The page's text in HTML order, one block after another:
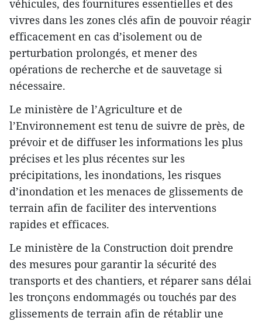
véhicules, des fournitures essentielles et des
vivres dans les zones clés afin de pouvoir réagir
efficacement en cas d’isolement ou de
perturbation prolongés, et mener des
opérations de recherche et de sauvetage si
nécessaire.
Le ministère de l’Agriculture et de
l’Environnement est tenu de suivre de près, de
prévoir et de diffuser les informations les plus
précises et les plus récentes sur les
précipitations, les inondations, les risques
d’inondation et les menaces de glissements de
terrain afin de faciliter des interventions
rapides et efficaces.
Le ministère de la Construction doit prendre
des mesures pour garantir la sécurité des
transports et des chantiers, et réparer sans délai
les tronçons endommagés ou touchés par des
glissements de terrain afin de rétablir une